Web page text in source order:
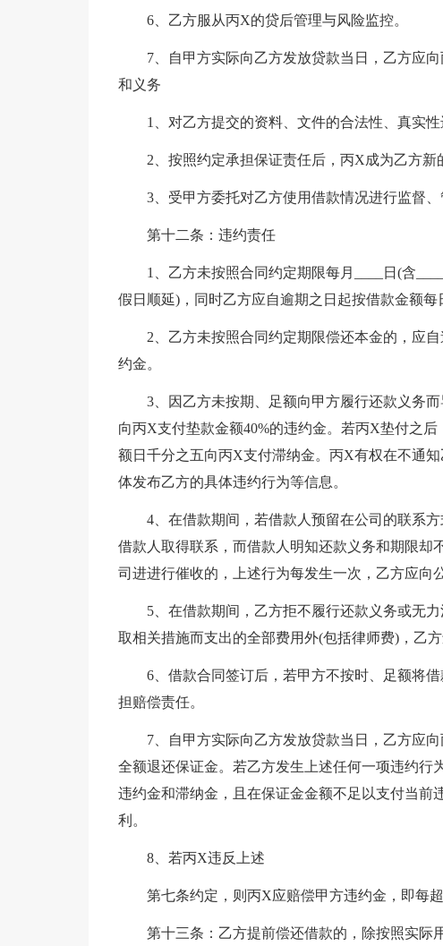
6、乙方服从丙X的贷后管理与风险监控。
7、自甲方实际向乙方发放贷款当日，乙方应
和义务
1、对乙方提交的资料、文件的合法性、真实
2、按照约定承担保证责任后，丙X成为乙方新
3、受甲方委托对乙方使用借款情况进行监督
第十二条：违约责任
1、乙方未按照合同约定期限每月____日(含
假日顺延)，同时乙方应自逾期之日起按借款金额每
2、乙方未按照合同约定期限偿还本金的，应
约金。
3、因乙方未按期、足额向甲方履行还款义务
向丙X支付垫款金额40%的违约金。若丙X垫付之
额日千分之五向丙X支付滞纳金。丙X有权在不通
体发布乙方的具体违约行为等信息。
4、在借款期间，若借款人预留在公司的联系
借款人取得联系，而借款人明知还款义务和期限
司进进行催收的，上述行为每发生一次，乙方应向
5、在借款期间，乙方拒不履行还款义务或无
取相关措施而支出的全部费用外(包括律师费)，乙
6、借款合同签订后，若甲方不按时、足额将
担赔偿责任。
7、自甲方实际向乙方发放贷款当日，乙方应
全额退还保证金。若乙方发生上述任何一项违约
违约金和滞纳金，且在保证金金额不足以支付当
利。
8、若丙X违反上述
第七条约定，则丙X应赔偿甲方违约金，即每
第十三条：乙方提前偿还借款的，除按照实际